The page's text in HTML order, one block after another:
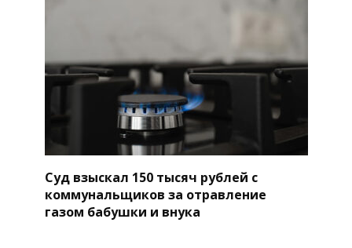
Суд взыскал 150 тысяч рублей с
коммунальщиков за отравление
газом бабушки и внука